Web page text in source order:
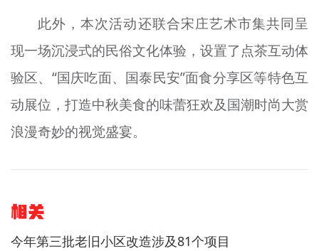
此外，本次活动还联合宋庄艺术市集共同呈
现一场沉浸式的民俗文化体验，设置了点茶互动体
验区、“国庆吃面、国泰民安”面食分享区等特色互
动展位，打造中秋美食的味蕾狂欢及国潮时尚大赏
浪漫奇妙的视觉盛宴。
相关
今年第三批老旧小区改造涉及81个项目